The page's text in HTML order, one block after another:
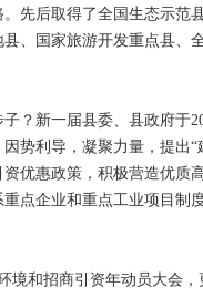
先后取得了全国生态示范
、国家旅游开发重点县、
新一届县委、县政府于
势利导，凝聚力量，提出
优惠政策，积极营造优质
点企业和重点工业项目制
和招商引资年动员大会，